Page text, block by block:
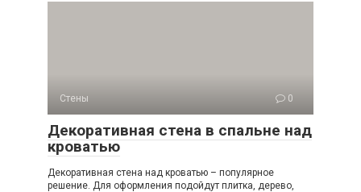
Стены 0
Декоративная стена в спальне над
кроватью
Декоративная стена над кроватью – популярное
решение. Для оформления подойдут плитка, дерево,